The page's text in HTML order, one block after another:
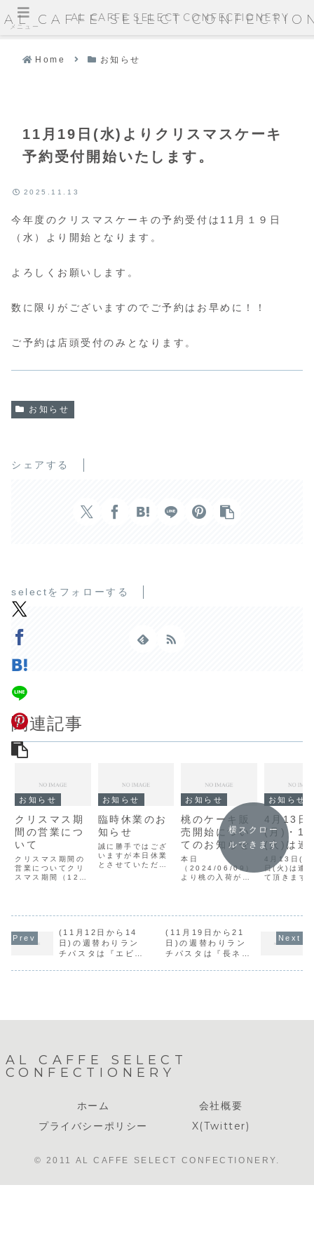
AL CAFFE SELECT
Home お知らせ
11月19日(水)よりクリスマスケーキ
予約受付開始いたします。
2025.11.13
今年度のクリスマスケーキの予約受付は11月１９日
（水）より開始となります。
よろしくお願いします。
数に限りがございますのでご予約はお早めに！！
ご予約は店頭受付のみとなります。
お知らせ
シェアする
selectをフォローする
関連記事
お知らせ
クリスマス期
間の営業につ
いて
クリスマス期間の
営業についてクリ
スマス期間（12月
ります。営業時
PM7:00※両日と
もケーキ完売の場
合はクリスマスケ
ーキのお引き渡し
のみの営業※『オ
お知らせ
臨時休業のお
知らせ
誠に勝手ではござ
いますが本日休業
とさせていただき
お知らせ
桃のケーキ販
売開始につい
てのお知らせ
本日
（2024/06/09）
より桃の入荷が始
わります。しか
僅かの為、現時点
ではホール（デコ
レーション）のケ
ーキのご予約には
対応出来ません。
お知らせ
4月13日
(月)・14
(火)は連
せて頂き
4月13日(
日(火)は連
て頂きます
横スクロー
ルできます
(11月12日から14
日)の週替わりラン
チパスタは『エビの
(11月19日から21
日)の週替わりラン
チパスタは『長ネギ
AL CAFFE SELECT
CONFECTIONERY
ホーム
会社概要
プライバシーポリシー
X(Twitter)
© 2011 AL CAFFE SELECT CONFECTIONERY.
メニュー
AL CAFFE SELECT CONFECTIONERY